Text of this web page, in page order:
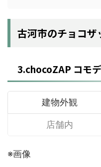
古河市のチョコザ
3.chocoZAP コモ
建物外観
店舗内
※画像